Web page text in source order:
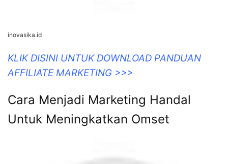
inovasika.id
KLIK DISINI UNTUK DOWNLOAD PANDUAN
AFFILIATE MARKETING >>>
Cara Menjadi Marketing Handal
Untuk Meningkatkan Omset